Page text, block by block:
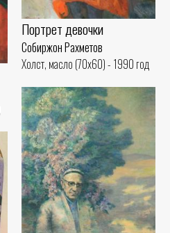
Портрет девочки
Собиржон Рахметов
Холст, масло (70x60) - 1990 год